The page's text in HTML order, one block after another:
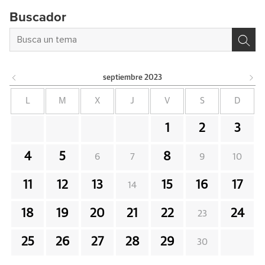
Buscador
septiembre 2023
L M X J V S D
1 2 3
4 5 6 7 8 9 10
11 12 13 14 15 16 17
18 19 20 21 22 23 24
25 26 27 28 29 30